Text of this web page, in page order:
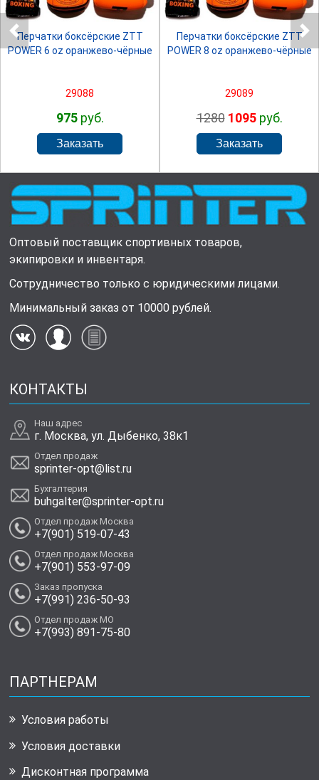
Перчатки боксёрские ZTT
POWER 6 oz оранжево-чёрные
29088
975руб.
Перчатки боксёрские ZTT
POWER 8 oz оранжево-чёрные
29089
1280 1095руб.
Оптовый поставщик спортивных товаров,
экипировки и инвентаря.
Сотрудничество только с юридическими лицами.
Минимальный заказ от 10000 рублей.
КОНТАКТЫ
Наш адрес
г. Москва, ул. Дыбенко, 38к1
Отдел продаж
sprinter-opt@list.ru
Бухгалтерия
buhgalter@sprinter-opt.ru
Отдел продаж Москва
+7(901) 519-07-43
Отдел продаж Москва
+7(901) 553-97-09
Заказ пропуска
+7(991) 236-50-93
Отдел продаж МО
+7(993) 891-75-80
ПАРТНЕРАМ
Условия работы
Условия доставки
Дисконтная программа